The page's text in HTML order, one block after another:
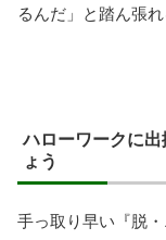
るんだ」と踏ん張
ハローワークに
ょう
手っ取り早い『脱